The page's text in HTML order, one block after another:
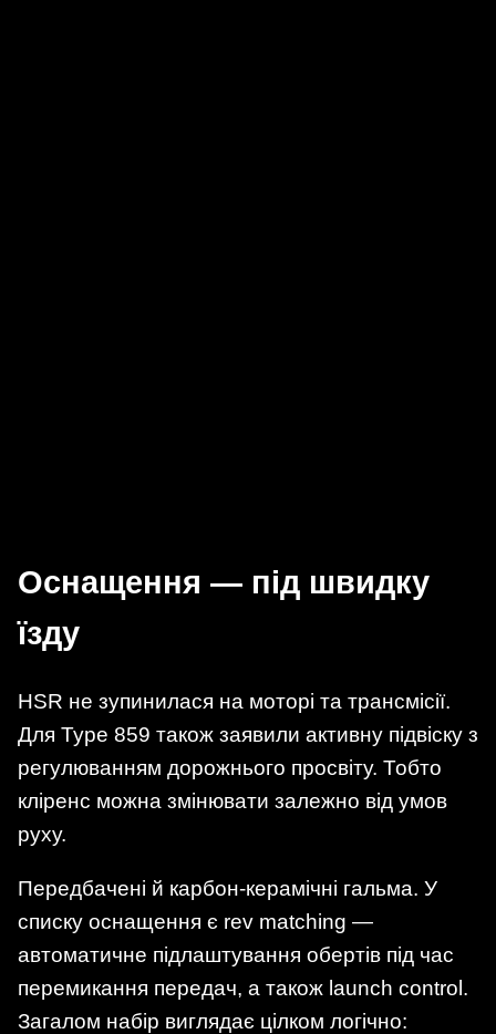
Оснащення — під швидку
їзду
HSR не зупинилася на моторі та трансмісії.
Для Type 859 також заявили активну підвіску з
регулюванням дорожнього просвіту. Тобто
кліренс можна змінювати залежно від умов
руху.
Передбачені й карбон-керамічні гальма. У
списку оснащення є rev matching —
автоматичне підлаштування обертів під час
перемикання передач, а також launch control.
Загалом набір виглядає цілком логічно: